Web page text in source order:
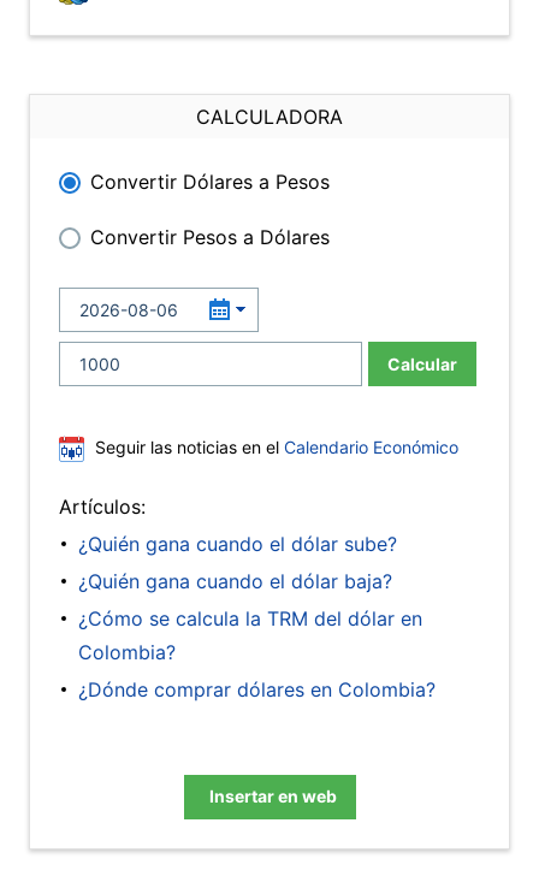
CALCULADORA
Convertir Dólares a Pesos
Convertir Pesos a Dólares
Calcular
Seguir las noticias en el Calendario Económico
Artículos:
¿Quién gana cuando el dólar sube?
¿Quién gana cuando el dólar baja?
¿Cómo se calcula la TRM del dólar en
Colombia?
¿Dónde comprar dólares en Colombia?
Insertar en web